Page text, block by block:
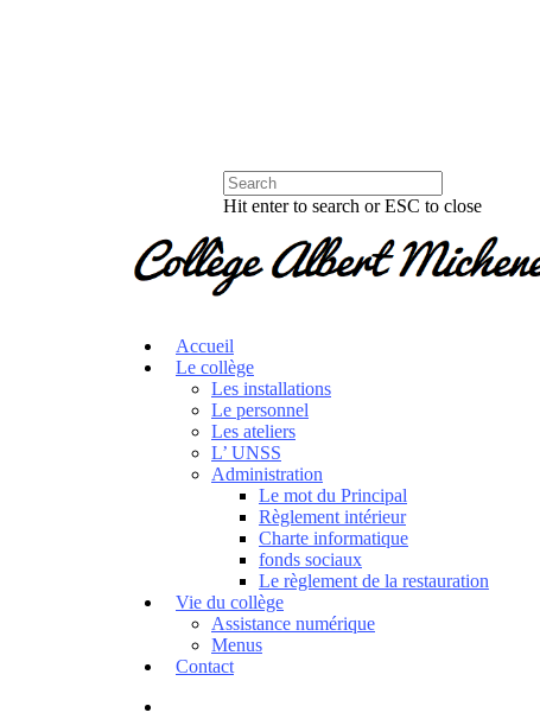
Hit enter to search or ESC to close
Accueil
Le collège
Les installations
Le personnel
Les ateliers
L’ UNSS
Administration
Le mot du Principal
Règlement intérieur
Charte informatique
fonds sociaux
Le règlement de la restauration
Vie du collège
Assistance numérique
Menus
Contact